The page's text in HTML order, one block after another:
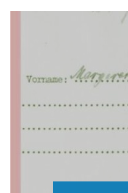
Zurück zur